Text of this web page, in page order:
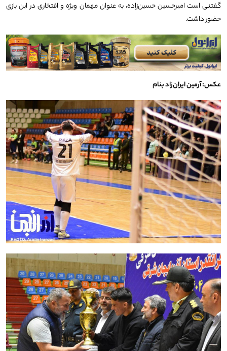
گفتنی است امیرحسین حسین‌زاده، به عنوان مهمان ویژه و افتخاری در این بازی
حضور داشت.
عکس: آرمین ایران‌زاد بنام